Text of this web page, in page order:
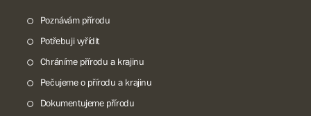
Poznávám přírodu
Potřebuji vyřídit
Chráníme přírodu a krajinu
Pečujeme o přírodu a krajinu
Dokumentujeme přírodu